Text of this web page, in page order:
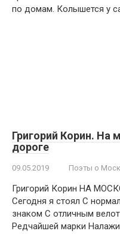
по домам. Колышется у
Григорий Корин. На
дороге
09.05.2019 Поэты о
Григорий Корин НА
Сегодня я стоял С
знаком С отличным
Редчайшей марки